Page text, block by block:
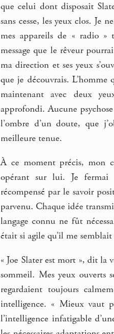
que celui dont disposait
sans cesse, les yeux clos. Je
mes appareils de « radio »
message que le rêveur
ma direction et ses yeux
que je découvrais. L’homme
maintenant avec deux
approfondi. Aucune
l’ombre d’un doute, que
meilleure tenue.
À ce moment précis, mon
opérant sur lui. Je fermai
récompensé par le savoir
parvenu. Chaque idée
langage connu ne fût
était si agile qu’il me
« Joe Slater est mort », dit la
sommeil. Mes yeux ouverts
regardaient toujours
intelligence. « Mieux vaut
l’intelligence infatigable